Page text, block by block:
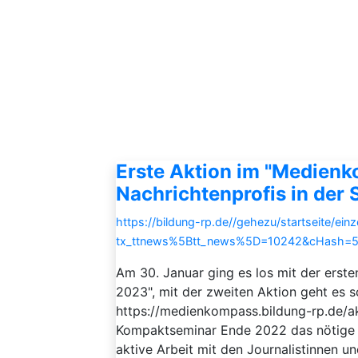
Erste Aktion im
Nachrichtenprofis in der
https://bildung-rp.de//gehezu/startseite/
Am 30. Januar ging es los mit der
2023", mit der zweiten Aktion geht es
https://medienkompass.bildung-rp.de/
Kompaktseminar Ende 2022 das
aktive Arbeit mit den Journalistinnen